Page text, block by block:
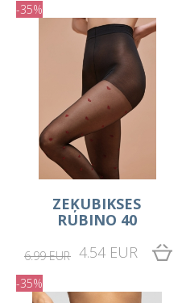
-35%
ZEĶUBIKSES
RUBINO 40
6.99 EUR 4.54 EUR
-35%